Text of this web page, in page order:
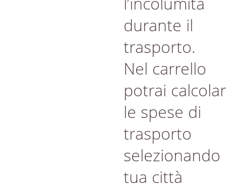
durante il
trasporto.
Nel carrello
potrai
le spese di
trasporto
selezionando
tua città